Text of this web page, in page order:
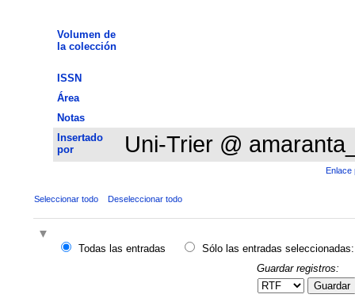
Volumen de
la colección
ISSN
Área
Notas
Insertado
por
Uni-Trier @
Enlace
Seleccionar todo Deseleccionar todo
Todas las entradas
Sólo las entradas seleccionadas:
Guardar registros:
Guardar